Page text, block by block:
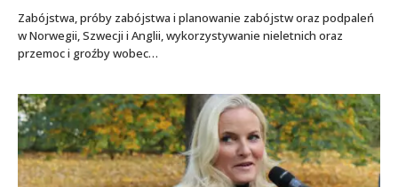
Zabójstwa, próby zabójstwa i planowanie zabójstw oraz podpaleń
w Norwegii, Szwecji i Anglii, wykorzystywanie nieletnich oraz
przemoc i groźby wobec…